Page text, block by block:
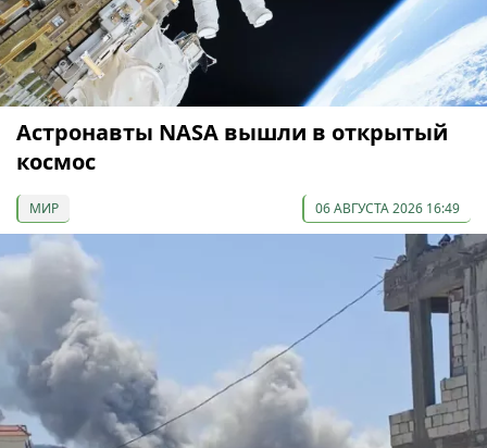
Астронавты NASA вышли в открытый
космос
МИР 06 АВГУСТА 2026 16:49